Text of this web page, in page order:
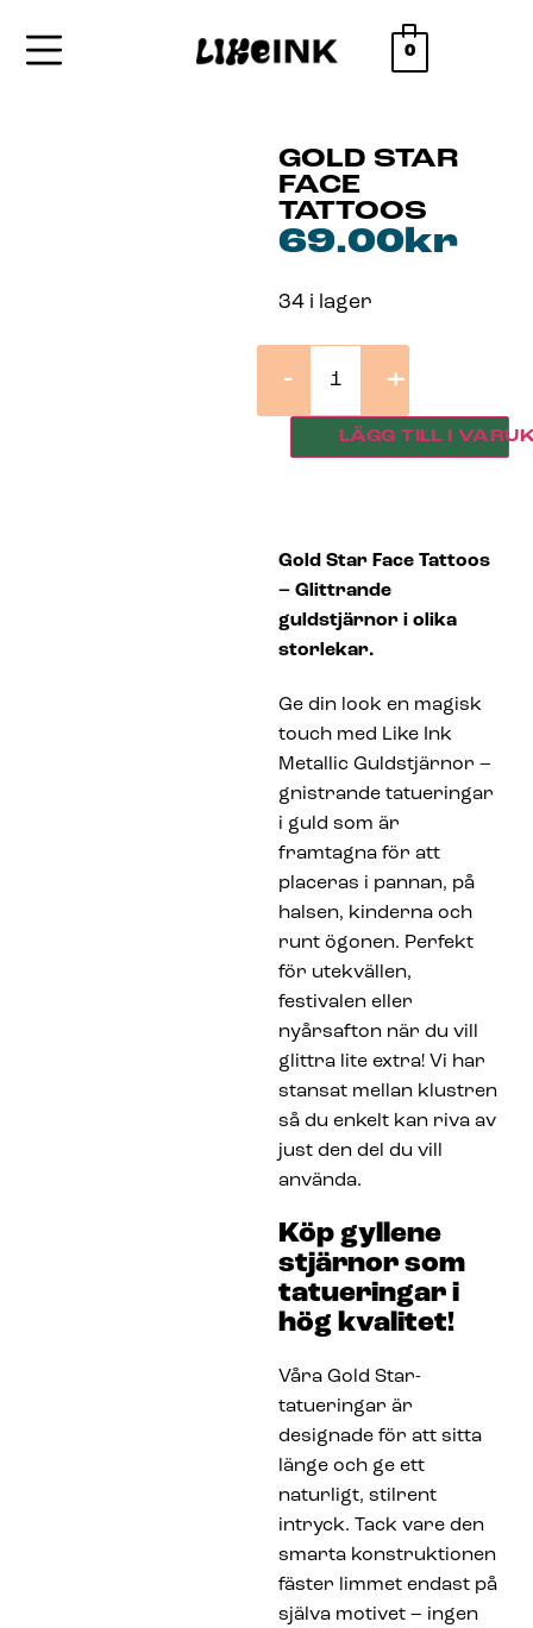
0
GOLD STAR
FACE
TATTOOS
69.00kr
34 i lager
- +
LÄGG TILL I
Gold Star Face Tattoos
– Glittrande
guldstjärnor i olika
storlekar.
Ge din look en magisk
touch med Like Ink
Metallic Guldstjärnor –
gnistrande tatueringar
i guld som är
framtagna för att
placeras i pannan, på
halsen, kinderna och
runt ögonen. Perfekt
för utekvällen,
festivalen eller
nyårsafton när du vill
glittra lite extra! Vi har
stansat mellan klustren
så du enkelt kan riva av
just den del du vill
använda.
Köp gyllene
stjärnor som
tatueringar i
hög kvalitet!
Våra Gold Star-
tatueringar är
designade för att sitta
länge och ge ett
naturligt, stilrent
intryck. Tack vare den
smarta konstruktionen
fäster limmet endast på
själva motivet – ingen